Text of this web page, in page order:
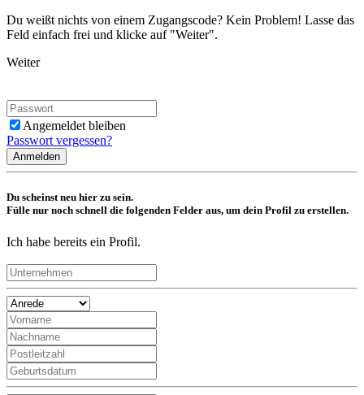
Du weißt nichts von einem Zugangscode? Kein Problem! Lasse das
Feld einfach frei und klicke auf "Weiter".
Weiter
Angemeldet bleiben
Passwort vergessen?
Anmelden
Du scheinst neu hier zu sein.
Fülle nur noch schnell die folgenden Felder aus, um dein Profil zu erstellen.
Ich habe bereits ein Profil.